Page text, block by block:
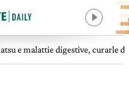
e malattie digestive, curarle